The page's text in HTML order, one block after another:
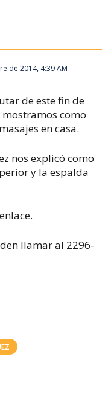
de 2014, 4:39 AM
de este fin de
como
en casa.
nos explicó como
y la espalda
llamar al 2296-